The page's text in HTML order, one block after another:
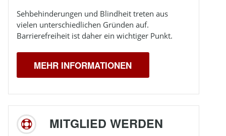
Sehbehinderungen und Blindheittreten aus
vielen unterschiedlichen Gründen auf.
Barrierefreiheit ist daher ein wichtiger Punkt.
MEHR INFORMATIONEN
MITGLIED WERDEN